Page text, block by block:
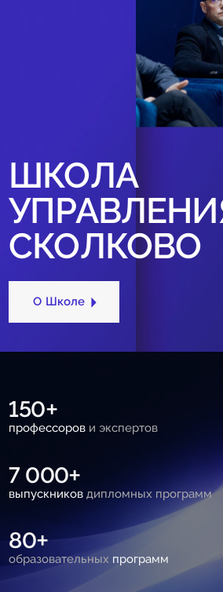
ШКОЛА
СКОЛКОВО
О Школе
150+
профессоров и экспертов
7 000+
выпускников дипломных программ
80+
образовательных программ